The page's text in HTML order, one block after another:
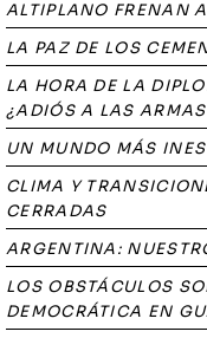
ALTIPLANO FRENAN
LA PAZ DE LOS
LA HORA DE LA
¿ADIÓS A LAS
UN MUNDO MÁS
CLIMA Y
CERRADAS
ARGENTINA:
LOS OBSTÁCULOS
DEMOCRÁTICA EN